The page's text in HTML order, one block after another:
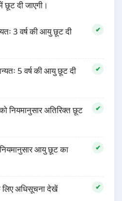
दी जाएगी।
3 वर्ष की आयु छूट दी
5 वर्ष की आयु छूट दी
नियमानुसार अतिरिक्त छूट
आयु छूट का
अधिसूचना देखें